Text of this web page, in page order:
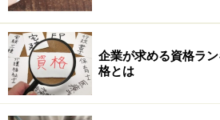
受験料 14,400円
試験日程 ８月上旬
企業が求める資格ラ
格とは